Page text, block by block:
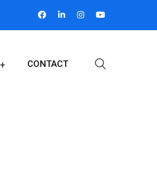
CONTACT